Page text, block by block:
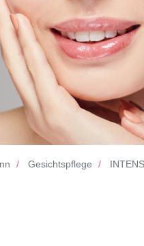
Gesichtspflege